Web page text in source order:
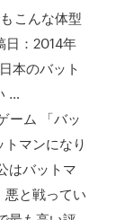
こんな体型
日：2014年
本のバット
…
ーム 「バッ
マンになり
はバットマ
と戦ってい